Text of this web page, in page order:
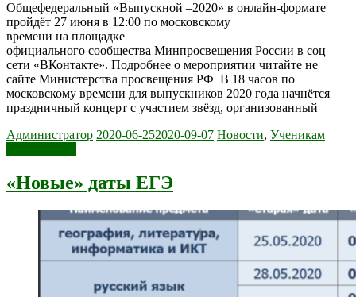
Общефедеральный «Выпускной –2020» в онлайн-формате
пройдёт 27 июня в 12:00 по московскому
времени на площадке
официального сообщества Минпросвещения России в соц
сети «ВКонтакте». Подробнее о мероприятии читайте не
сайте Министерства просвещения РФ В 18 часов по
московскому времени для выпускников 2020 года начнётся
праздничный концерт с участием звёзд, организованный
Администратор 2020-06-252020-09-07 Новости, Ученикам
«Новые» даты ЕГЭ